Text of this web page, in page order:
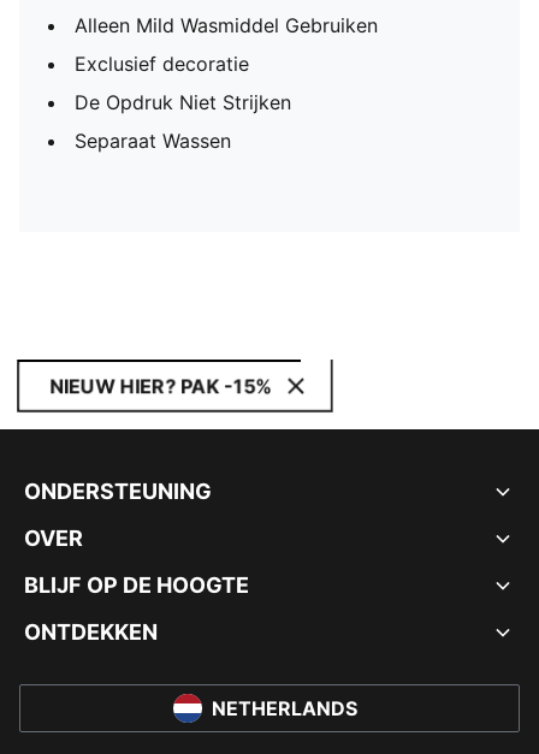
Alleen Mild Wasmiddel Gebruiken
Exclusief decoratie
De Opdruk Niet Strijken
Separaat Wassen
NIEUW HIER? PAK -15%
ONDERSTEUNING
OVER
BLIJF OP DE HOOGTE
ONTDEKKEN
NETHERLANDS